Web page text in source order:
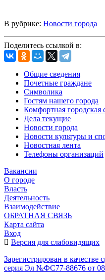
В рубрике: Новости города
Поделитесь ссылкой в:
Общие сведения
Почетные граждане
Символика
Гостям нашего города
Комфортная городская
Дела текущие
Новости города
Новости культуры и
Новостная лента
Телефоны организаций
Вакансии
О городе
Власть
Деятельность
Взаимодействие
ОБРАТНАЯ СВЯЗЬ
Карта сайта
Вход
Версия для слабовидящих
Зарегистрирован в
серия Эл №ФС77-88676 от 08